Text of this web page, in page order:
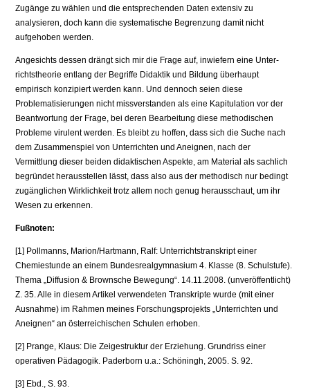
Zugänge zu wählen und die entsprechenden Daten extensiv zu
analysieren, doch kann die systematische Begrenzung damit nicht
aufgehoben werden.
Angesichts dessen drängt sich mir die Frage auf, inwiefern eine Unter­
richtstheorie entlang der Begriffe Didaktik und Bildung überhaupt
empirisch konzipiert werden kann. Und dennoch seien diese
Problematisierungen nicht missverstanden als eine Kapitulation vor der
Beantwortung der Frage, bei de­ren Bearbeitung diese methodischen
Probleme virulent werden. Es bleibt zu hoffen, dass sich die Suche nach
dem Zusammenspiel von Unterrichten und Aneignen, nach der
Vermittlung dieser beiden didaktischen Aspekte, am Ma­terial als sachlich
begründet herausstellen lässt, dass also aus der methodisch nur bedingt
zugänglichen Wirklichkeit trotz allem noch genug herausschaut, um ihr
Wesen zu erkennen.
Fußnoten:
[1] Pollmanns, Marion/Hartmann, Ralf: Unterrichtstranskript einer
Chemiestunde an einem Bun­desrealgymnasium 4. Klasse (8. Schulstufe).
Thema „Diffusion & Brownsche Bewegung“. 14.11.2008. (unveröffentlicht)
Z. 35. Alle in diesem Artikel verwendeten Transkripte wurde (mit einer
Ausnahme) im Rahmen meines Forschungsprojekts „Unterrichten und
Aneignen“ an österreichischen Schulen erhoben.
[2] Prange, Klaus: Die Zeigestruktur der Erziehung. Grundriss einer
operativen Pädagogik. Pa­derborn u.a.: Schöningh, 2005. S. 92.
[3] Ebd., S. 93.